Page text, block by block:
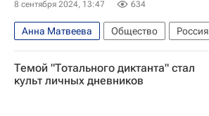
8 сентября 2024, 13:47 634
Анна Матвеева Общество
Россия
Томск
Темой "Тотального диктанта" стал
культ личных дневников